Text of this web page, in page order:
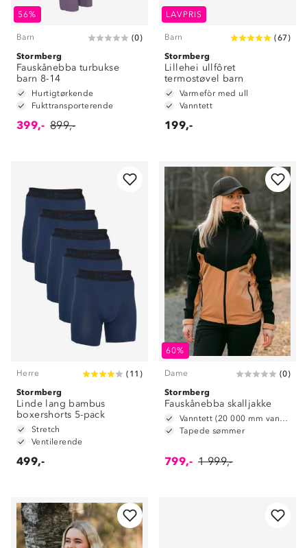
56%
Barn (0)
Stormberg
Fauskånebba turbukse
barn 8-14
Hurtigtørkende
Fukttransporterende
399,- 899,-
LAVPRIS
Barn (67)
Stormberg
Lillehei ullfôret
termostøvel barn
Varmefòr med ull
Vanntett
199,-
Herre ( 11 )
Stormberg
Linde lang bambus
boxershorts 5-pack
Stretch
Ventilerende
499,-
60%
Dame (0)
Stormberg
Fauskånebba skalljakke
Vanntett (20 000 mm vannsøyle)
Tapede sømmer
799,- 1 999,-